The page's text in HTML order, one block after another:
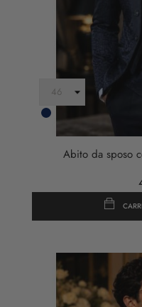
Blu
Scuro
Abito da sposo